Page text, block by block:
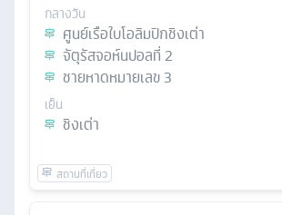
กลางวัน
ศูนย์เรือใบโอลิมปิกชิงเต่า
จัตุรัสจอห์นปอลที่ 2
ชายหาดหมายเลข 3
เย็น
ชิงเต่า